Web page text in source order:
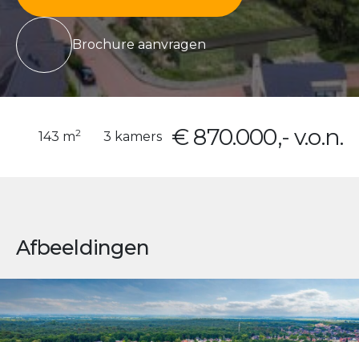
Brochure aanvragen
143 m2 3 kamers € 870.000,- v.o.n.
Afbeeldingen